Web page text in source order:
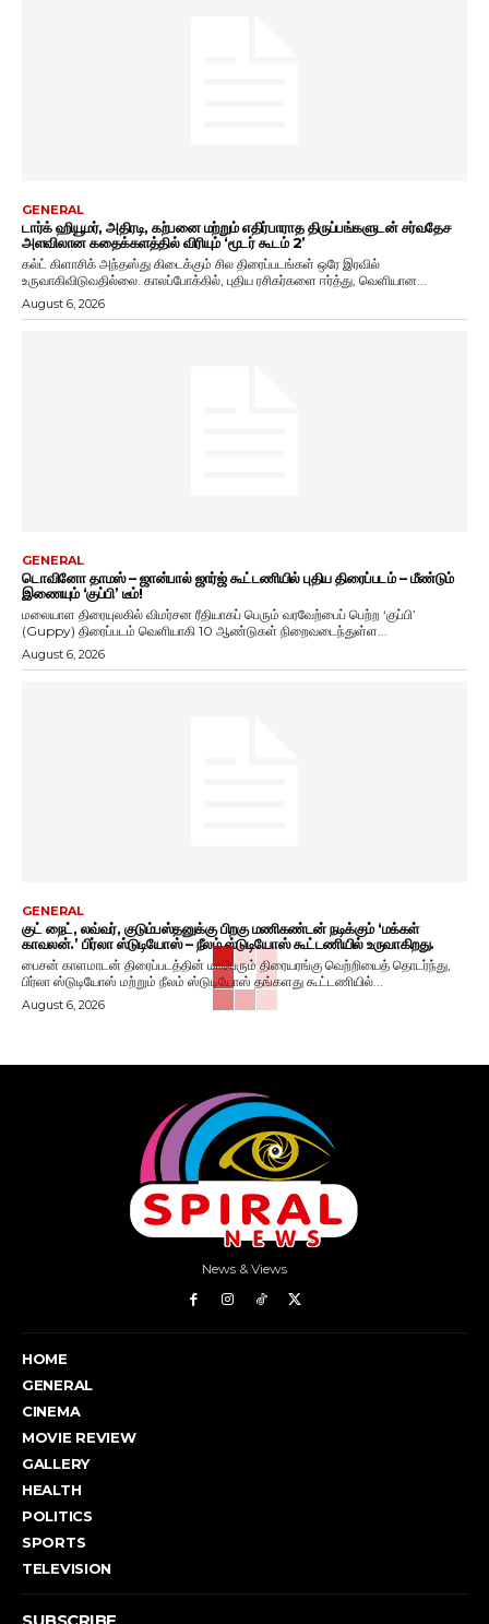
GENERAL
டார்க் ஹியூமர், அதிரடி, கற்பனை மற்றும் எதிர்பாராத திருப்பங்களுடன் சர்வதேச
அளவிலான கதைக்களத்தில் விரியும் ‘மூடர் கூடம் 2’
கல்ட் கிளாசிக் அந்தஸ்து கிடைக்கும் சில திரைப்படங்கள் ஒரே இரவில்
உருவாகிவிடுவதில்லை. காலப்போக்கில், புதிய ரசிகர்களை ஈர்த்து, வெளியான...
August 6, 2026
GENERAL
டொவினோ தாமஸ் – ஜான்பால் ஜார்ஜ் கூட்டணியில் புதிய திரைப்படம் – மீண்டும்
இணையும் ‘குப்பி’ டீம்!
மலையாள திரையுலகில் விமர்சன ரீதியாகப் பெரும் வரவேற்பைப் பெற்ற ‘குப்பி’
(Guppy) திரைப்படம் வெளியாகி 10 ஆண்டுகள் நிறைவடைந்துள்ள...
August 6, 2026
GENERAL
குட் நைட், லவ்வர், குடும்பஸ்தனுக்கு பிறகு மணிகண்டன் நடிக்கும் ‘மக்கள்
காவலன்.’ பிர்லா ஸ்டுடியோஸ் – நீலம் ஸ்டுடியோஸ் கூட்டணியில் உருவாகிறது.
பைசன் காளமாடன் திரைப்படத்தின் மாபெரும் திரையரங்கு வெற்றியைத் தொடர்ந்து,
பிர்லா ஸ்டுடியோஸ் மற்றும் நீலம் ஸ்டுடியோஸ் தங்களது கூட்டணியில்...
August 6, 2026
News & Views
HOME
GENERAL
CINEMA
MOVIE REVIEW
GALLERY
HEALTH
POLITICS
SPORTS
TELEVISION